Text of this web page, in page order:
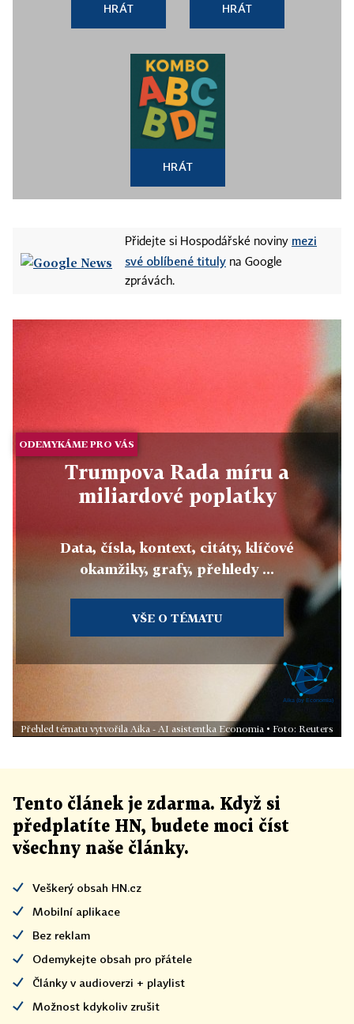
HRÁT HRÁT
HRÁT
Přidejte si Hospodářské noviny mezi
své oblíbené tituly na Google
zprávách.
ODEMYKÁME PRO VÁS
Trumpova Rada míru a
miliardové poplatky
Data, čísla, kontext, citáty, klíčové
okamžiky, grafy, přehledy ...
VŠE O TÉMATU
Přehled tématu vytvořila Aika - AI asistentka Economia • Foto: Reuters
Tento článek je zdarma. Když si
předplatíte HN, budete moci číst
všechny naše články.
Veškerý obsah HN.cz
Mobilní aplikace
Bez reklam
Odemykejte obsah pro přátele
Články v audioverzi + playlist
Možnost kdykoliv zrušit